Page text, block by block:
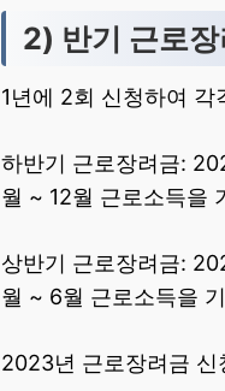
2) 반기 근로
1년에 2회 신청하여
하반기 근로장려금:
월 ~ 12월 근로소득을
상반기 근로장려금:
월 ~ 6월 근로소득을
2023년 근로장려금 신